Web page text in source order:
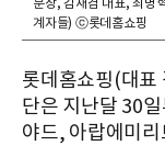
문장, 김재겸 대표, 최병
계자들) ⓒ롯데홈쇼핑
롯데홈쇼핑(대표
단은 지난달 30
야드, 아랍에미리